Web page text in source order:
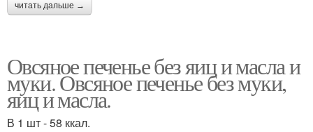
читать дальше →
Овсяное печенье без яиц и масла и
муки. Овсяное печенье без муки,
яиц и масла.
В 1 шт - 58 ккал.